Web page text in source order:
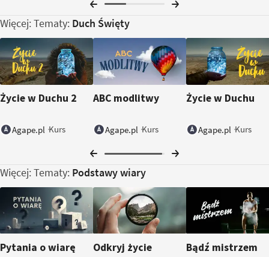
Więcej: Tematy: Duch Święty
Życie w Duchu 2
Agape.pl Kurs
ABC modlitwy
Agape.pl Kurs
Życie w Duchu
Agape.pl Kurs
Więcej: Tematy: Podstawy wiary
Pytania o wiarę Odkryj życie Bądź mistrzem